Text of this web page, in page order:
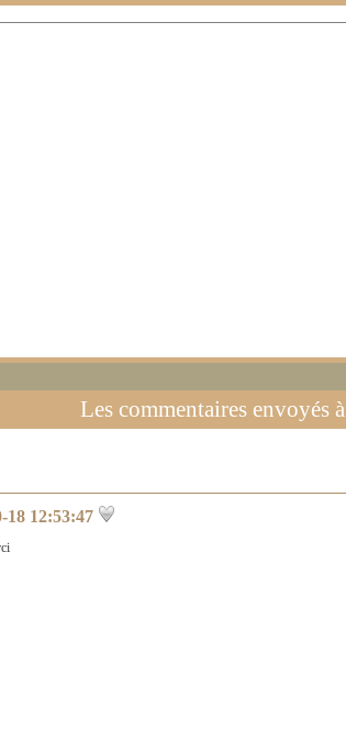
Les commentaires envoyés à
18 12:53:47